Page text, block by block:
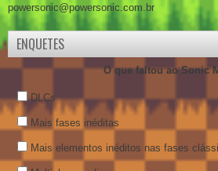
powersonic@powersonic.com.br
ENQUETES
O que faltou ao Sonic
DLCs
Mais fases inéditas
Mais elementos inéditos nas fases